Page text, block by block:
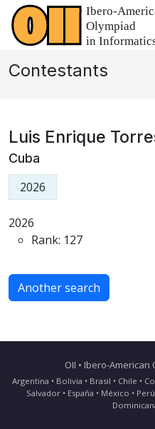
Contestants
Luis Enrique
Cuba
2026
2026
Rank: 127
Another search
OII • Ibero-
Argentina • Bolivia • Brasil • Chile •
Salvador • España • México •